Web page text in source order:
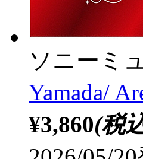
ソニーミ
Yamada/
¥3,860(税